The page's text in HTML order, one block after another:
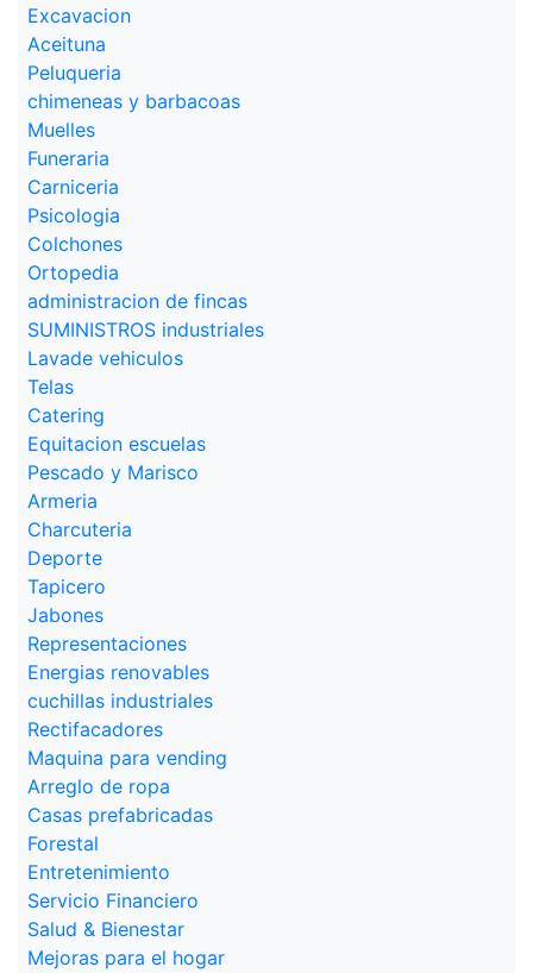
Excavacion
Aceituna
Peluqueria
chimeneas y barbacoas
Muelles
Funeraria
Carniceria
Psicologia
Colchones
Ortopedia
administracion de fincas
SUMINISTROS industriales
Lavade vehiculos
Telas
Catering
Equitacion escuelas
Pescado y Marisco
Armeria
Charcuteria
Deporte
Tapicero
Jabones
Representaciones
Energias renovables
cuchillas industriales
Rectifacadores
Maquina para vending
Arreglo de ropa
Casas prefabricadas
Forestal
Entretenimiento
Servicio Financiero
Salud & Bienestar
Mejoras para el hogar